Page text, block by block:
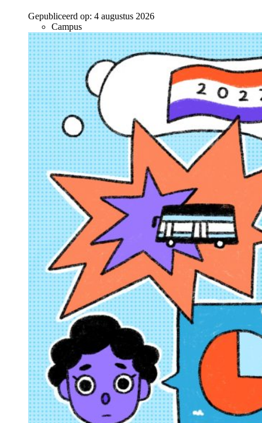
Gepubliceerd op: 4 augustus 2026
Campus